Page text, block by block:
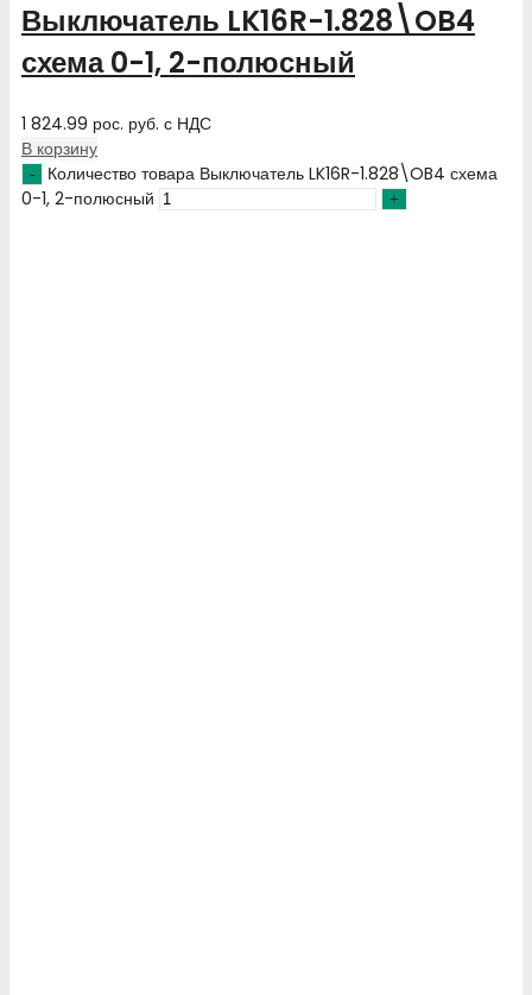
Выключатель LK16R-1.828\OB4
схема 0-1, 2-полюсный
1 824.99 рос. руб. с НДС
В корзину
Количество товара Выключатель LK16R-1.828\OB4 схема
0-1, 2-полюсный